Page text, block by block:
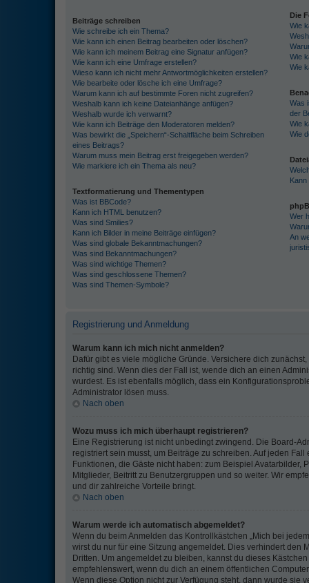
Beiträge schreiben
Wie schreibe ich ein Thema?
Wie kann ich einen Beitrag bearbeiten oder löschen?
Wie kann ich meinem Beitrag eine Signatur anfügen?
Wie kann ich eine Umfrage erstellen?
Wieso kann ich nicht mehr Antwortmöglichkeiten erstellen?
Wie bearbeite oder lösche ich eine Umfrage?
Warum kann ich auf bestimmte Foren nicht zugreifen?
Weshalb kann ich keine Dateianhänge anfügen?
Weshalb wurde ich verwarnt?
Wie kann ich Beiträge den Moderatoren melden?
Was bewirkt die „Speichern“-Schaltfläche beim Schreiben
eines Beitrags?
Warum muss mein Beitrag erst freigegeben werden?
Wie markiere ich ein Thema als neu?
Textformatierung und Thementypen
Was ist BBCode?
Kann ich HTML benutzen?
Was sind Smilies?
Kann ich Bilder in meine Beiträge einfügen?
Was sind globale Bekanntmachungen?
Was sind Bekanntmachungen?
Was sind wichtige Themen?
Was sind geschlossene Themen?
Was sind Themen-Symbole?
Die
Wie
Wie
Wie
Was
der
Wie
Wie
Wer
An
Registrierung und Anmeldung
Warum kann ich mich nicht anmelden?
Dafür gibt es viele mögliche Gründe. Versichere dich
richtig sind. Wenn dies der Fall ist, wende dich an einen
wurdest. Es ist ebenfalls möglich, dass ein
Administrator lösen muss.
Nach oben
Wozu muss ich mich überhaupt registrieren?
Eine Registrierung ist nicht unbedingt zwingend. Die Board-
registriert sein musst, um Beiträge zu schreiben. Auf jeden
Funktionen, die Gäste nicht haben: zum Beispiel Avatarbilder,
Mitglieder, Beitritt zu Benutzergruppen und so weiter. Wir
und dir zahlreiche Vorteile bringt.
Nach oben
Warum werde ich automatisch abgemeldet?
Wenn du beim Anmelden das Kontrollkästchen „Mich bei
wirst du nur für eine Sitzung angemeldet. Dies verhindert den
Dritten. Um angemeldet zu bleiben, kannst du dieses
empfehlenswert, wenn du dich an einem öffentlichen
Wenn diese Option nicht zur Verfügung steht, dann wurde sie